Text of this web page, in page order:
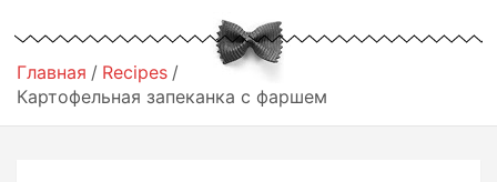
Главная
Recipes
Картофельная запеканка с фаршем